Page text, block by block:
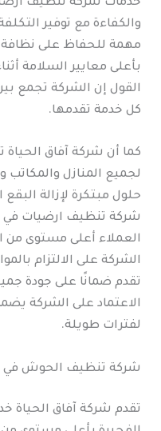
خدمات شركة تنظيف
والكفاءة مع توفير
مهمة للحفاظ على نظافة
بأعلى معايير السلامة
القول إن الشركة تجمع
كل خدمة تقدمها.
كما أن شركة آفاق
لجميع المنازل والمكاتب
حلول مبتكرة لإزالة
شركة تنظيف ارضيات في
العملاء أعلى مستوى من
الشركة على الالتزام
تقدم ضمانًا على جودة
الاعتماد على الشركة
لفترات طويلة.
شركة تنظيف الحوش في
تقدم شركة آفاق